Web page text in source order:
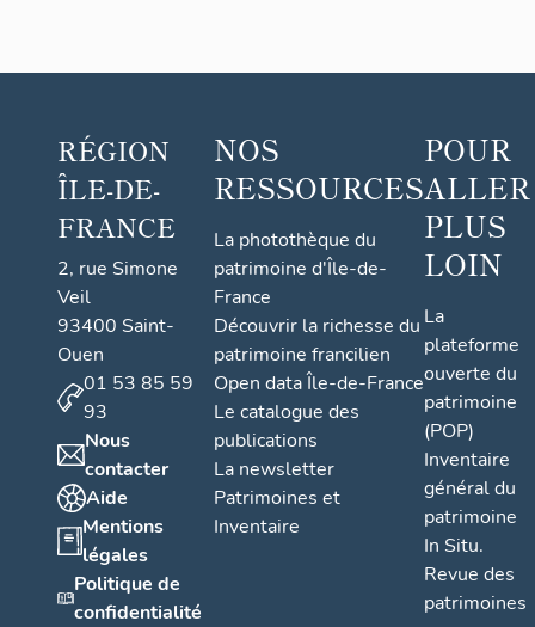
RÉGION
ÎLE-DE-
FRANCE
2, rue Simone
Veil
93400 Saint-
Ouen
01 53 85 59
93
Nous
contacter
Aide
Mentions
légales
Politique de
confidentialité
NOS
RESSOURCES
La photothèque du
patrimoine d'Île-de-
France
Découvrir la richesse du
patrimoine francilien
Open data Île-de-France
Le catalogue des
publications
La newsletter
Patrimoines et
Inventaire
POUR
ALLER
PLUS
LOIN
La
plateforme
ouverte du
patrimoine
(POP)
Inventaire
général du
patrimoine
In Situ.
Revue des
patrimoines